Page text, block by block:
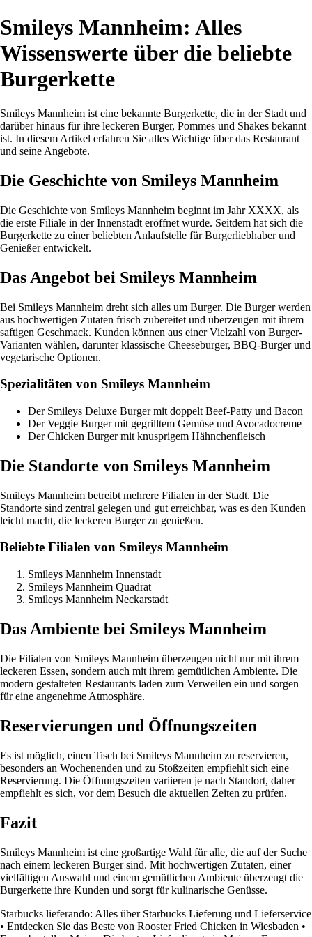
Smileys Mannheim: Alles
Wissenswerte über die beliebte
Burgerkette
Smileys Mannheim ist eine bekannte Burgerkette, die in der Stadt und
darüber hinaus für ihre leckeren Burger, Pommes und Shakes bekannt
ist. In diesem Artikel erfahren Sie alles Wichtige über das Restaurant
und seine Angebote.
Die Geschichte von Smileys Mannheim
Die Geschichte von Smileys Mannheim beginnt im Jahr XXXX, als
die erste Filiale in der Innenstadt eröffnet wurde. Seitdem hat sich die
Burgerkette zu einer beliebten Anlaufstelle für Burgerliebhaber und
Genießer entwickelt.
Das Angebot bei Smileys Mannheim
Bei Smileys Mannheim dreht sich alles um Burger. Die Burger werden
aus hochwertigen Zutaten frisch zubereitet und überzeugen mit ihrem
saftigen Geschmack. Kunden können aus einer Vielzahl von Burger-
Varianten wählen, darunter klassische Cheeseburger, BBQ-Burger und
vegetarische Optionen.
Spezialitäten von Smileys Mannheim
Der Smileys Deluxe Burger mit doppelt Beef-Patty und Bacon
Der Veggie Burger mit gegrilltem Gemüse und Avocadocreme
Der Chicken Burger mit knusprigem Hähnchenfleisch
Die Standorte von Smileys Mannheim
Smileys Mannheim betreibt mehrere Filialen in der Stadt. Die
Standorte sind zentral gelegen und gut erreichbar, was es den Kunden
leicht macht, die leckeren Burger zu genießen.
Beliebte Filialen von Smileys Mannheim
Smileys Mannheim Innenstadt
Smileys Mannheim Quadrat
Smileys Mannheim Neckarstadt
Das Ambiente bei Smileys Mannheim
Die Filialen von Smileys Mannheim überzeugen nicht nur mit ihrem
leckeren Essen, sondern auch mit ihrem gemütlichen Ambiente. Die
modern gestalteten Restaurants laden zum Verweilen ein und sorgen
für eine angenehme Atmosphäre.
Reservierungen und Öffnungszeiten
Es ist möglich, einen Tisch bei Smileys Mannheim zu reservieren,
besonders an Wochenenden und zu Stoßzeiten empfiehlt sich eine
Reservierung. Die Öffnungszeiten variieren je nach Standort, daher
empfiehlt es sich, vor dem Besuch die aktuellen Zeiten zu prüfen.
Fazit
Smileys Mannheim ist eine großartige Wahl für alle, die auf der Suche
nach einem leckeren Burger sind. Mit hochwertigen Zutaten, einer
vielfältigen Auswahl und einem gemütlichen Ambiente überzeugt die
Burgerkette ihre Kunden und sorgt für kulinarische Genüsse.
Starbucks lieferando: Alles über Starbucks Lieferung und Lieferservice
• Entdecken Sie das Beste von Rooster Fried Chicken in Wiesbaden •